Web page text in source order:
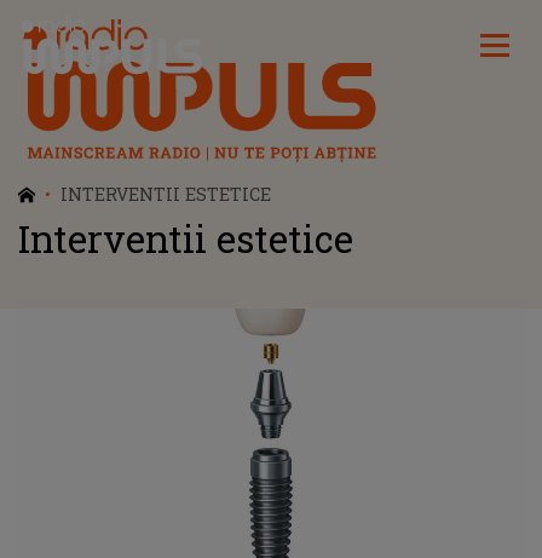
Radio Impuls
INTERVENTII ESTETICE
Interventii estetice